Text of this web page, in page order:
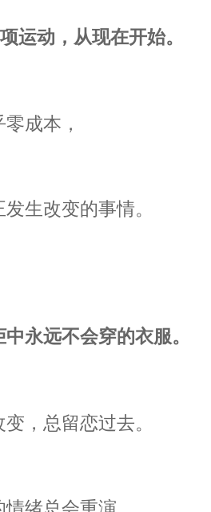
运动，从现在开始。
成本，
生改变的事情。
永远不会穿的衣服。
，总留恋过去。